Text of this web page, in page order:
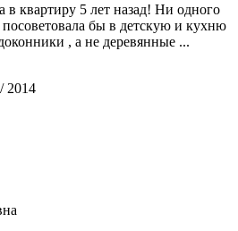
в квартиру 5 лет назад! Ни одного
посоветовала бы в детскую и кухню
, а не деревянные ...
2014